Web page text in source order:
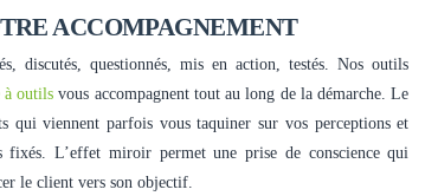
ACCOMPAGNEMENT
discutés, questionnés, mis en action, testés. Nos outils
à outils vous accompagnent tout au long de la démarche. Le
qui viennent parfois vous taquiner sur vos perceptions et
fixés. L’effet miroir permet une prise de conscience qui
le client vers son objectif.